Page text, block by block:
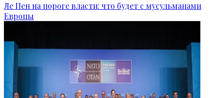
Ле Пен на пороге власти: что будет с мусульманами
Европы